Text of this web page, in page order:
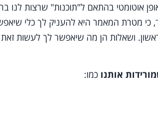
אוטומטי בהתאם ל"תוכנות" שרצות לנו
כי מטרת המאמר היא להעניק לך כלי
ושאלות הן מה שיאפשר לך לעשות זאת
אותנו כמו: